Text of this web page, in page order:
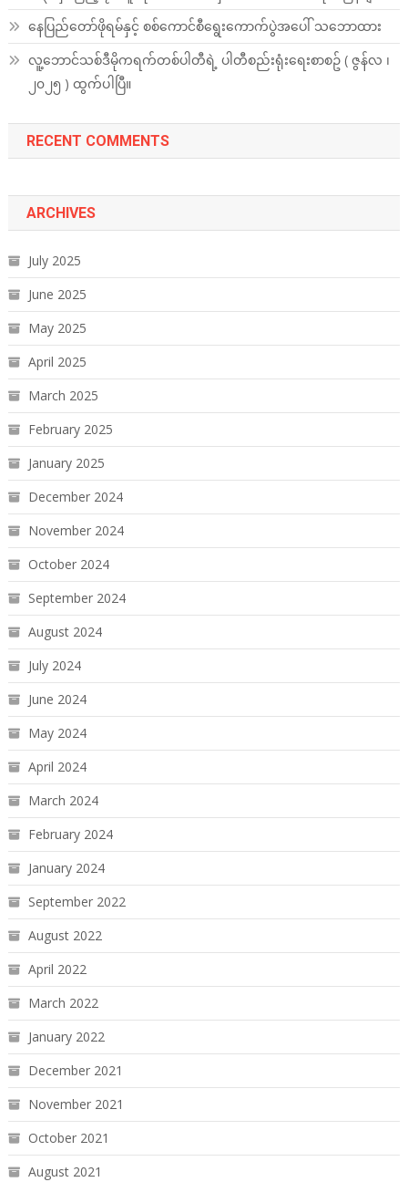
နေပြည်တော်ဖိုရမ်နှင့် စစ်ကောင်စီရွေးကောက်ပွဲအပေါ် သဘောထား
လူ့ဘောင်သစ်ဒီမိုကရက်တစ်ပါတီရဲ့ ပါတီစည်းရုံးရေးစာစဥ် ( ဇွန်လ ၊
၂၀၂၅ ) ထွက်ပါပြီ။
RECENT COMMENTS
ARCHIVES
July 2025
June 2025
May 2025
April 2025
March 2025
February 2025
January 2025
December 2024
November 2024
October 2024
September 2024
August 2024
July 2024
June 2024
May 2024
April 2024
March 2024
February 2024
January 2024
September 2022
August 2022
April 2022
March 2022
January 2022
December 2021
November 2021
October 2021
August 2021